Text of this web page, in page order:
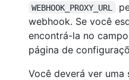
WEBHOOK_PROXY_URL
webhook. Se você
encontrá-la no
página de
Você deverá ver uma